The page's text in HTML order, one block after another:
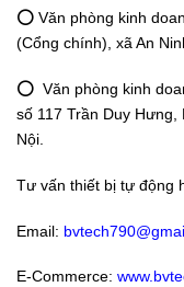
⭕️ Văn phòng kinh
(Cổng chính), xã An
⭕️ Văn phòng kinh
số 117 Trần Duy Hưng,
Nội.
Tư vấn thiết bị tự động
Email:
E-Commerce: